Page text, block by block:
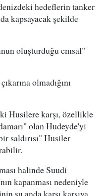
hedeflerin tanker
kapsayacak şekilde
oluşturduğu emsal"
olmadığını
Husilere karşı, özellikle
olan Hudeyde'yi
saldırısı" Husiler
halinde Suudi
kapanması nedeniyle
şu anda karşı karşıya